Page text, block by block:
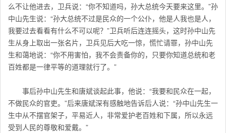
么不让他进去，卫兵说：“你不知道吗，孙大总统今天要来这里。”孙
中山先生说：“孙大总统不过是民众的一个公仆，他是人我也是人，
我要过去看看有什么不可以呢？”卫兵听后连连摇头，这时孙中山先
生从身上取出一张名片，卫兵见后大吃一惊，慌忙请罪，孙中山先
生和蔼地说：“你不用害怕，我不会责备你的，只要你知道总统和老
百姓都是一律平等的道理就行了。”
事后孙中山先生和唐斌谈起此事，他说：“我要和民众在一起，
不做民众的官吏。”后来唐斌深有感触地告诉后人说：“孙中山先生一
生中从不摆官架子，平易近人，非常爱护老百姓和下属，所以永远
受到人民的尊敬和爱戴。”